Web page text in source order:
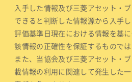
入手した情報及び三菱アセット・
できると判断した情報源から入手
評価基準日現在における情報を基
該情報の正確性を保証するものでは
また、当協会及び三菱アセット・
載情報の利用に関連して発生した